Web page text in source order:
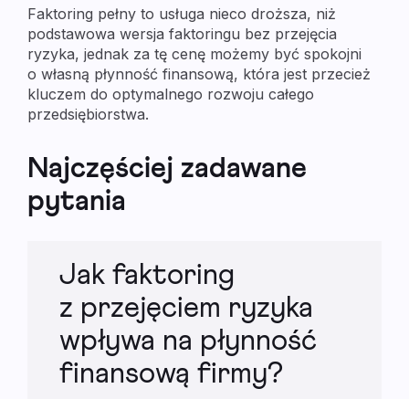
Faktoring pełny to usługa nieco droższa, niż
podstawowa wersja faktoringu bez przejęcia
ryzyka, jednak za tę cenę możemy być spokojni
o własną płynność finansową, która jest przecież
kluczem do optymalnego rozwoju całego
przedsiębiorstwa.
Najczęściej zadawane
pytania
Jak faktoring
z przejęciem ryzyka
wpływa na płynność
finansową firmy?